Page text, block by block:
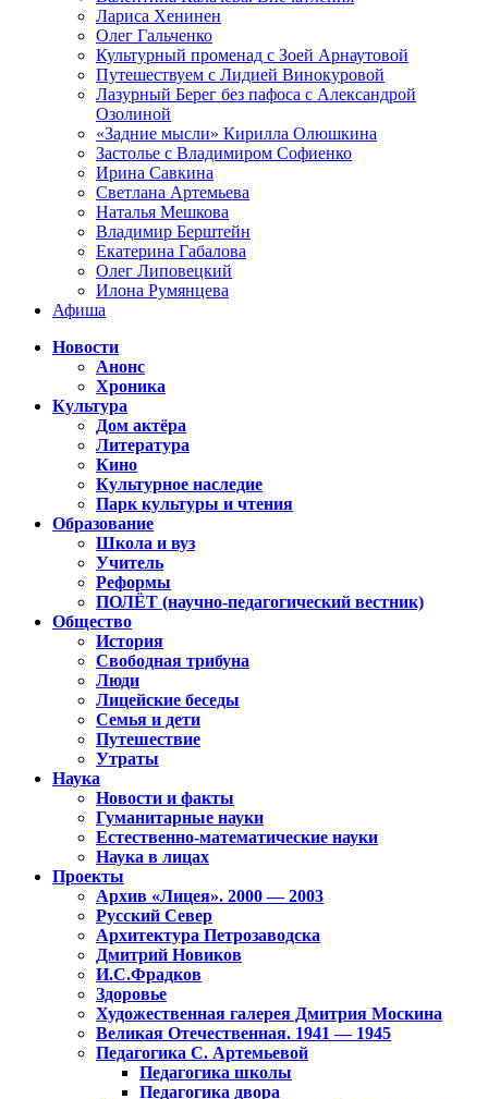
Лариса Хенинен
Олег Гальченко
Культурный променад с Зоей Арнаутовой
Путешествуем с Лидией Винокуровой
Лазурный Берег без пафоса с Александрой
Озолиной
«Задние мысли» Кирилла Олюшкина
Застолье с Владимиром Софиенко
Ирина Савкина
Светлана Артемьева
Наталья Мешкова
Владимир Берштейн
Екатерина Габалова
Олег Липовецкий
Илона Румянцева
Афиша
Новости
Анонс
Хроника
Культура
Дом актёра
Литература
Кино
Культурное наследие
Парк культуры и чтения
Образование
Школа и вуз
Учитель
Реформы
ПОЛЁТ (научно-педагогический вестник)
Общество
История
Свободная трибуна
Люди
Лицейские беседы
Семья и дети
Путешествие
Утраты
Наука
Новости и факты
Гуманитарные науки
Естественно-математические науки
Наука в лицах
Проекты
Архив «Лицея». 2000 — 2003
Русский Север
Архитектура Петрозаводска
Дмитрий Новиков
И.С.Фрадков
Здоровье
Художественная галерея Дмитрия Москина
Великая Отечественная. 1941 — 1945
Педагогика С. Артемьевой
Педагогика школы
Педагогика двора